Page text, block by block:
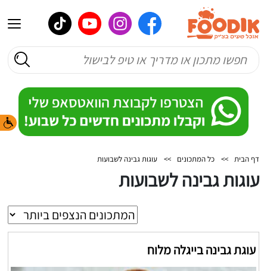
דף הבית >> כל המתכונים >> עוגות גבינה לשבועות
עוגות גבינה לשבועות
עוגת גבינה בייגלה מלוח